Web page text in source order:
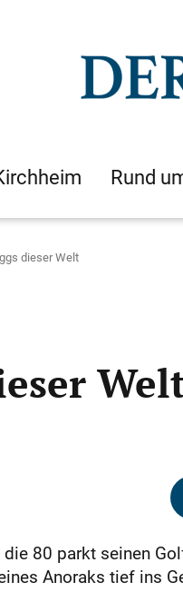
Rund
dieser Welt
80 parkt seinen
Anoraks tief ins